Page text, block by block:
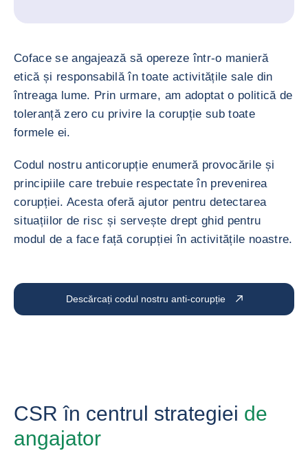
Coface se angajează să opereze într-o manieră
etică și responsabilă în toate activitățile sale din
întreaga lume. Prin urmare, am adoptat o politică de
toleranță zero cu privire la corupție sub toate
formele ei.
Codul nostru anticorupție enumeră provocările și
principiile care trebuie respectate în prevenirea
corupției. Acesta oferă ajutor pentru detectarea
situațiilor de risc și servește drept ghid pentru
modul de a face față corupției în activitățile noastre.
Descărcați codul nostru anti-corupție
CSR în centrul strategiei de
angajator